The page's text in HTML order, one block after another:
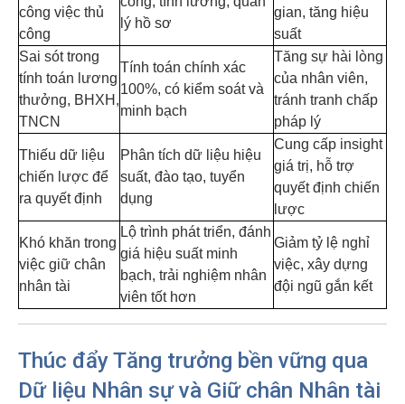
công việc thủ
công
lý hồ sơ
gian, tăng hiệu
suất
Sai sót trong
tính toán lương
thưởng, BHXH,
TNCN
Tính toán chính xác
100%, có kiểm soát và
minh bạch
Tăng sự hài lòng
của nhân viên,
tránh tranh chấp
pháp lý
Thiếu dữ liệu
chiến lược để
ra quyết định
Phân tích dữ liệu hiệu
suất, đào tạo, tuyển
dụng
Cung cấp insight
giá trị, hỗ trợ
quyết định chiến
lược
Khó khăn trong
việc giữ chân
nhân tài
Lộ trình phát triển, đánh
giá hiệu suất minh
bạch, trải nghiệm nhân
viên tốt hơn
Giảm tỷ lệ nghỉ
việc, xây dựng
đội ngũ gắn kết
Thúc đẩy Tăng trưởng bền vững qua
Dữ liệu Nhân sự và Giữ chân Nhân tài